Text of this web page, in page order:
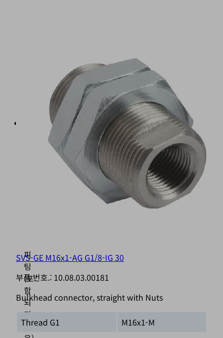
피
팅
(포
함
되
지
않
SVS-GE M16x1-AG G1/8-IG 30
부품 번호.: 10.08.03.00181
Bulkhead connector, straight with Nuts
Thread G1
M16x1-M